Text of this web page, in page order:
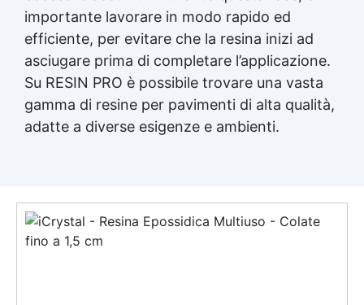
importante lavorare in modo rapido ed
efficiente, per evitare che la resina inizi ad
asciugare prima di completare l’applicazione.
Su RESIN PRO è possibile trovare una vasta
gamma di resine per pavimenti di alta qualità,
adatte a diverse esigenze e ambienti.